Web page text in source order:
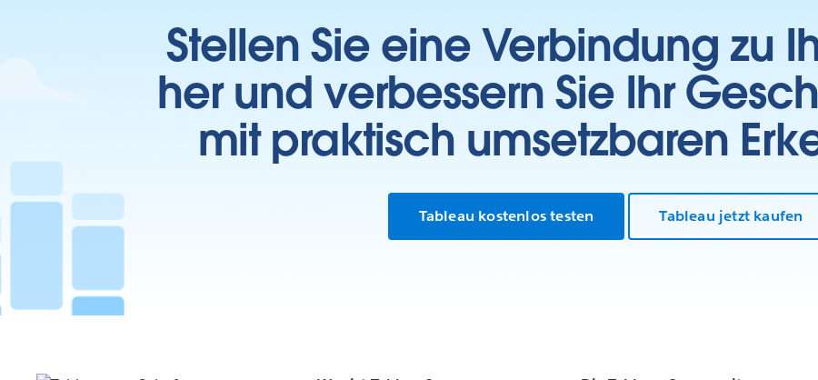
Stellen Sie eine Verbindung zu
her und verbessern Sie Ihr
mit praktisch umsetzbaren
Tableau kostenlos testen Tableau jetzt kaufen